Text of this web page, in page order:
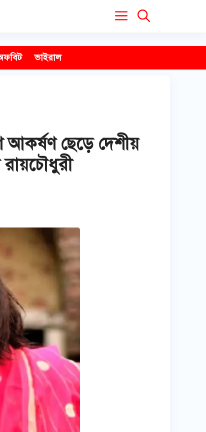
ভাইরাল
আকর্ষণ ছেড়ে দেশীয়
রায়চৌধুরী